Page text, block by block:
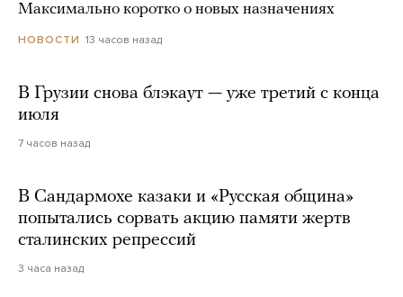
Максимально коротко о новых назначениях
НОВОСТИ 13 часов назад
В Грузии снова блэкаут — уже третий с конца
июля
7 часов назад
В Сандармохе казаки и «Русская община»
попытались сорвать акцию памяти жертв
сталинских репрессий
3 часа назад